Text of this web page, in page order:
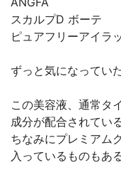
スカルプD ボーテ
ピュアフリーアイラ
ずっと気になってい
この美容液、通常タ
成分が配合されてい
ちなみにプレミアム
入っているものもあ